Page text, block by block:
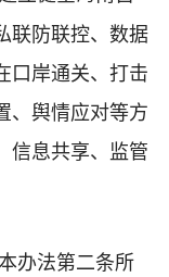
联防联控、数据
口岸通关、打击
、舆情应对等方
信息共享、监管
办法第二条所